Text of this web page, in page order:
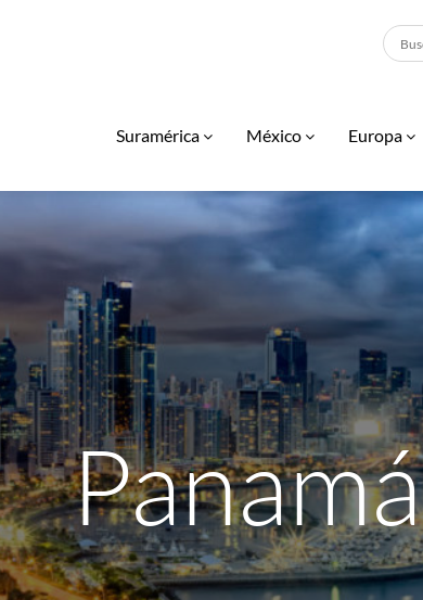
Suramérica México Europa
Panamá